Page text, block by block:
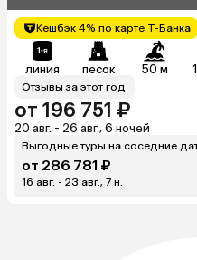
Кешбэк 4% по карте Т-Банка
линия песок 50 м
Отзывы за этот год
от 196 751 ₽
20 авг. - 26 авг., 6 ночей
Выгодные туры на соседние
от 286 781 ₽
16 авг. - 23 авг., 7 н.